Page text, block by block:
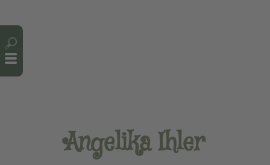
Angelika Ihler